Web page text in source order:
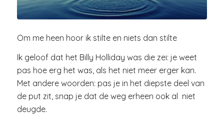
Om me heen hoor ik stilte en niets dan stilte
Ik geloof dat het Billy Holliday was die zei: je weet
pas hoe erg het was, als het niet meer erger kan.
Met andere woorden: pas je in het diepste deel van
de put zit, snap je dat de weg erheen ook al niet
deugde.